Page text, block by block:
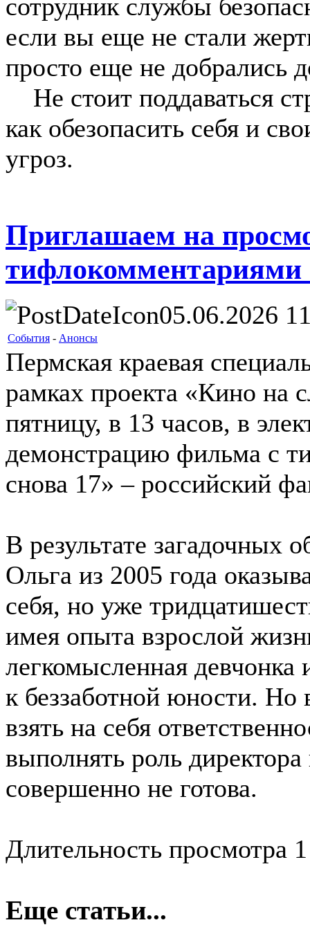
сотрудник службы
если вы еще не стали
просто еще не добрались
Не стоит поддаваться
как обезопасить себя и
угроз.
Приглашаем на
тифлокомментариями
05.06.2026
События - Анонсы
Пермская краевая
рамках проекта «Кино на
пятницу, в 13 часов, в
демонстрацию фильма с
снова 17» – российский
В результате загадочных
Ольга из 2005 года
себя, но уже
имея опыта взрослой
легкомысленная девчонка
к беззаботной юности.
взять на себя
выполнять роль
совершенно не готова.
Длительность просмотра
Еще статьи...